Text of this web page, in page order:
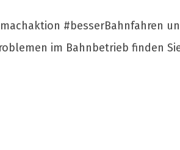
#besserBahnfahren
im Bahnbetrieb finden